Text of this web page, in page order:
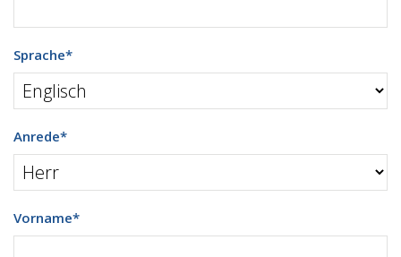
Sprache*
Anrede*
Vorname*